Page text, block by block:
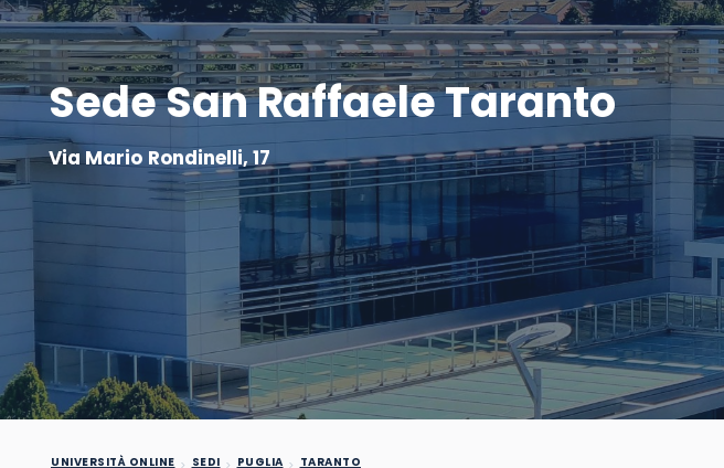
Sede San Raffaele Taranto
Via Mario Rondinelli, 17
UNIVERSITÀ ONLINE SEDI PUGLIA TARANTO